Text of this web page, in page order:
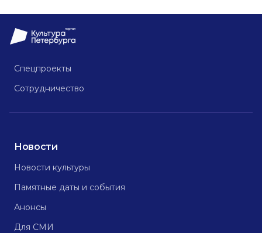
Спецпроекты
Сотрудничество
Новости
Новости культуры
Памятные даты и события
Анонсы
Для СМИ